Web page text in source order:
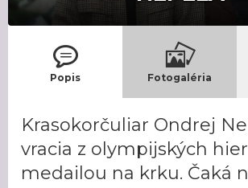
Popis Fotogaléria
Krasokorčuliar Ondrej
vracia z olympijských
medailou na krku. Čaká